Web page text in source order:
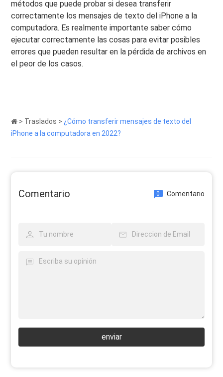
métodos que puede probar si desea transferir
correctamente los mensajes de texto del iPhone a la
computadora. Es realmente importante saber cómo
ejecutar correctamente las cosas para evitar posibles
errores que pueden resultar en la pérdida de archivos en
el peor de los casos.
> Traslados > ¿Cómo transferir mensajes de texto del
iPhone a la computadora en 2022?
Comentario 0 Comentario
enviar